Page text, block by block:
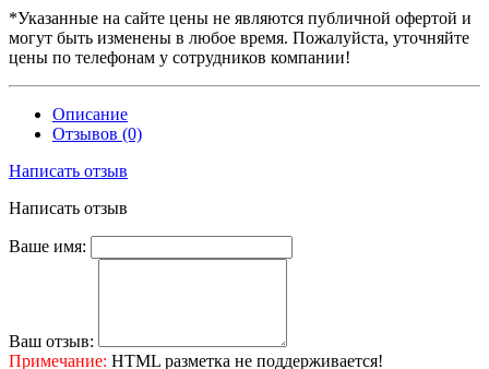
*Указанные на сайте цены не являются публичной офертой и
могут быть изменены в любое время. Пожалуйста, уточняйте
цены по телефонам у сотрудников компании!
Описание
Отзывов (0)
Написать отзыв
Написать отзыв
Ваше имя:
Ваш отзыв:
Примечание: HTML разметка не поддерживается!